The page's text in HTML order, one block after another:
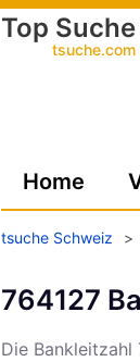
Top Suche
tsuche.com
Home
tsuche Schweiz >
764127
Die